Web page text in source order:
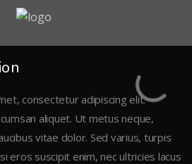
consectetur adipiscing elit.
aliquet. Ut metus neque,
vitae dolor. Sed varius, turpis
eros suscipit enim, nec ultricies lacus